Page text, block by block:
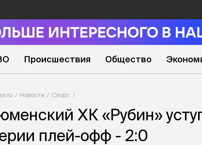
Происшествия Общество
Новости Спорт
ХК «Рубин»
плей-офф - 2:0